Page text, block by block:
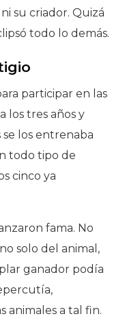
su criador. Quizá
todo lo demás.
participar en las
los tres años y
los entrenaba
todo tipo de
cinco ya
fama. No
solo del animal,
ganador podía
animales a tal fin.